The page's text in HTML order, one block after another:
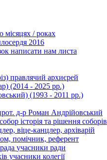
місяцях / роках
2016
написати нам листа
правлячий архиєрей
(2014 - 2025 рр.)
(1993 - 2011 рр.)
д-р Роман Андрійовський
історія та рішення соборів
віце-канцлер, архіварій
помічник, референт
учасники ради
учасники колегії